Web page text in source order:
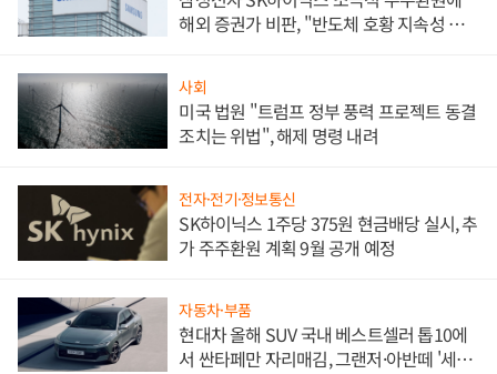
해외 증권가 비판, "반도체 호황 지속성 의
사회
미국 법원 "트럼프 정부 풍력 프로젝트 동결
조치는 위법", 해제 명령 내려
전자·전기·정보통신
SK하이닉스 1주당 375원 현금배당 실시, 추
가 주주환원 계획 9월 공개 예정
자동차·부품
현대차 올해 SUV 국내 베스트셀러 톱10에
서 싼타페만 자리매김, 그랜저·아반떼 '세단